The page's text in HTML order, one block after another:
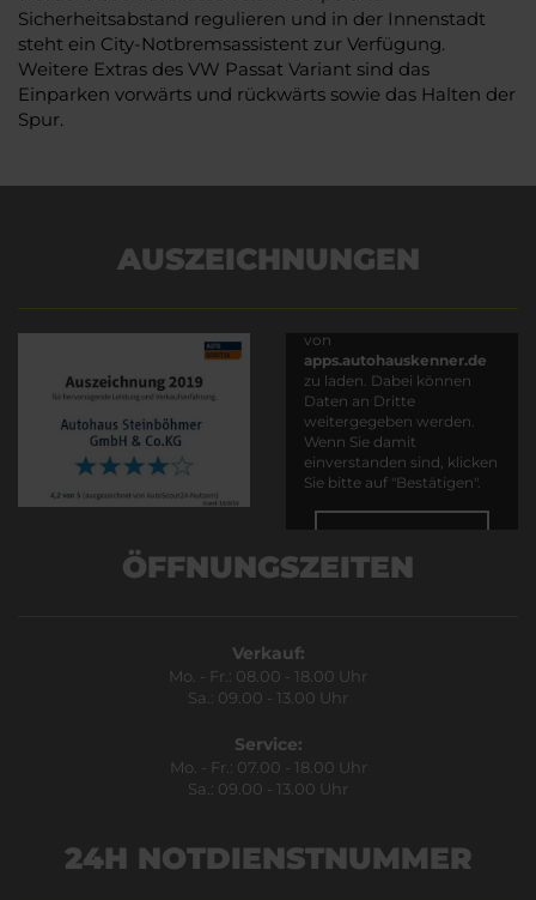
Sicherheitsabstand regulieren und in der Innenstadt
steht ein City-Notbremsassistent zur Verfügung.
Weitere Extras des VW Passat Variant sind das
Einparken vorwärts und rückwärts sowie das Halten der
Spur.
AUSZEICHNUNGEN
von
apps.autohauskenner.de
zu laden. Dabei können
Daten an Dritte
weitergegeben werden.
Wenn Sie damit
einverstanden sind, klicken
Sie bitte auf "Bestätigen".
ÖFFNUNGSZEITEN
Verkauf:
Mo. - Fr.: 08.00 - 18.00 Uhr
Sa.: 09.00 - 13.00 Uhr
Service:
Mo. - Fr.: 07.00 - 18.00 Uhr
Sa.: 09.00 - 13.00 Uhr
24H NOTDIENSTNUMMER